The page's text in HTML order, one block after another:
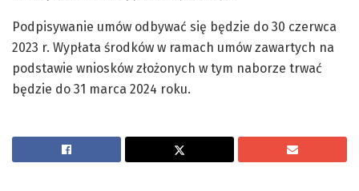
Podpisywanie umów odbywać się będzie do 30 czerwca
2023 r. Wypłata środków w ramach umów zawartych na
podstawie wniosków złożonych w tym naborze trwać
będzie do 31 marca 2024 roku.